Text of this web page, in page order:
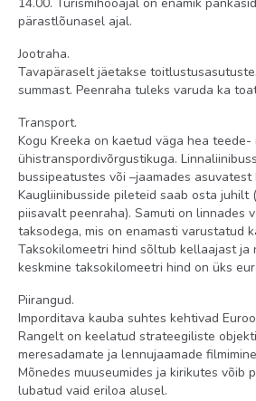
pärastlõunasel ajal.
Jootraha.
Tavapäraselt jäetakse
summast. Peenraha tuleks varuda ka
Transport.
Kogu Kreeka on kaetud väga hea teede-
ühistranspordivõrgustikuga.
bussipeatustes või –jaamades asuvatest
Kaugliinibusside pileteid saab osta juhilt
piisavalt peenraha). Samuti on linnades
taksodega, mis on enamasti varustatud
Taksokilomeetri hind sõltub kellaajast ja
keskmine taksokilomeetri hind on üks
Piirangud.
Imporditava kauba suhtes kehtivad
Rangelt on keelatud strateegiliste
meresadamate ja lennujaamade
Mõnedes muuseumides ja kirikutes võib
lubatud vaid eriloa alusel.